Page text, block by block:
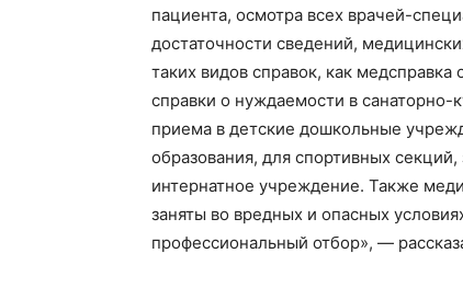
пациента, осмотра всех врачей-
достаточности сведений,
таких видов справок, как
справки о нуждаемости в
приема в детские дошкольные
образования, для спортивных
интернатное учреждение. Также
заняты во вредных и опасных
профессиональный отбор», —